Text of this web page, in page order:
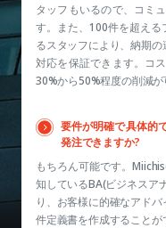
タッフもいるので、コミ
す。また、100件を超える
るスタッフにより、納期
対応を保証できます。コ
30%から50%程度の削減が
要件が明確で具体的
発注できますか?
もちろん可能です。
知しているBA(ビジネスア
り、お客様に的確なアド
件定義書を作成すること